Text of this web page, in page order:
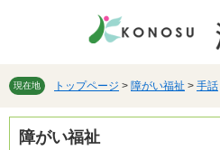
先
す。
を現在地 トップページ > 障がい福祉 > 手話
障がい福祉